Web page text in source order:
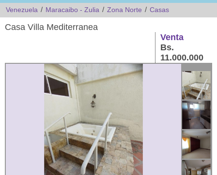
Venezuela / Maracaibo - Zulia / Zona Norte / Casas
Casa Villa Mediterranea
Venta
Bs.
11.000.000